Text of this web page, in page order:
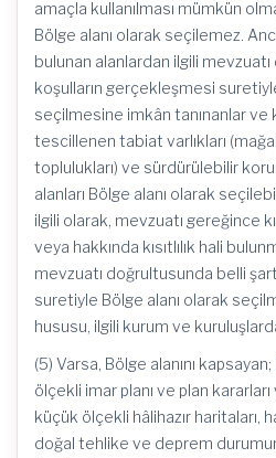
amaçla kullanılması mümkün
Bölge alanı olarak seçilemez.
bulunan alanlardan ilgili
koşulların gerçekleşmesi
seçilmesine imkân tanınanlar ve
tescillenen tabiat varlıkları
toplulukları) ve sürdürülebilir
alanları Bölge alanı olarak
ilgili olarak, mevzuatı gereğince
veya hakkında kısıtlılık hali
mevzuatı doğrultusunda belli
suretiyle Bölge alanı olarak
hususu, ilgili kurum ve
(5) Varsa, Bölge alanını
ölçekli imar planı ve plan
küçük ölçekli hâlihazır haritaları,
doğal tehlike ve deprem